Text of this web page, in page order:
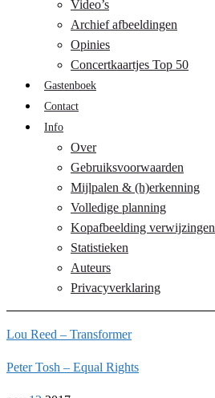
Video’s
Archief afbeeldingen
Opinies
Concertkaartjes Top 50
Gastenboek
Contact
Info
Over
Gebruiksvoorwaarden
Mijlpalen & (h)erkenning
Volledige planning
Kopafbeelding verwijzingen
Statistieken
Auteurs
Privacyverklaring
Lou Reed – Transformer
Peter Tosh – Equal Rights